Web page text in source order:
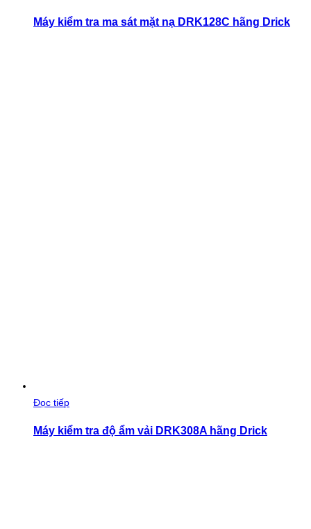
Máy kiểm tra ma sát mặt nạ DRK128C hãng Drick
Đọc tiếp
Máy kiểm tra độ ẩm vải DRK308A hãng Drick